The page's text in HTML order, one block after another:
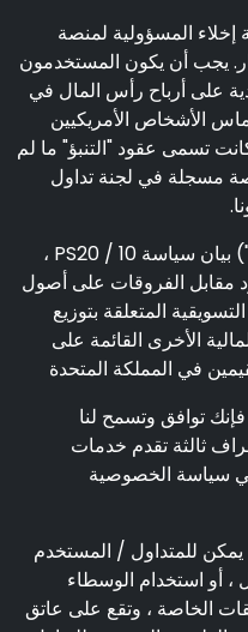
إخلاء المسؤولية لمنصة
يجب أن يكون المستخدمون
على أرباح رأس المال في
الأشخاص الأمريكيين
تسمى عقود "التنبؤ" ما لم
مسجلة في لجنة تداول
أصدرت هيئة السلوك المالي ("FCA") بيان سياسة PS20 / 10 ،
مقابل الفروقات على أصول
المتعلقة بتوزيع
الأخرى القائمة على
في المملكة المتحدة
توافق وتسمح لنا
ثالثة تقدم خدمات
سياسة الخصوصية
يمكن للمتداول / المستخدم
، أو استخدام الوسطاء
الخاصة ، وتقع على عاتق